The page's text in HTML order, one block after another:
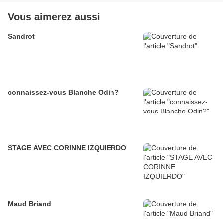
Vous aimerez aussi
Sandrot
connaissez-vous Blanche Odin?
STAGE AVEC CORINNE IZQUIERDO
Maud Briand